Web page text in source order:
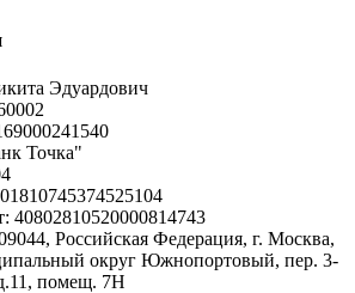
Эдуардович
Точка"
: 40802810520000814743
Российская Федерация, г. Москва,
округ Южнопортовый, пер. 3-
помещ. 7Н